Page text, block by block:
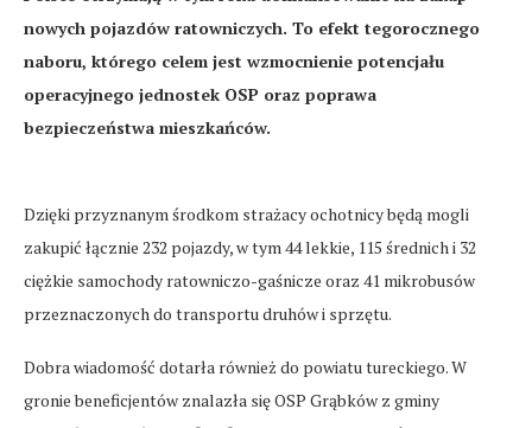
nowych pojazdów ratowniczych. To efekt tegorocznego
naboru, którego celem jest wzmocnienie potencjału
operacyjnego jednostek OSP oraz poprawa
bezpieczeństwa mieszkańców.
Dzięki przyznanym środkom strażacy ochotnicy będą mogli
zakupić łącznie 232 pojazdy, w tym 44 lekkie, 115 średnich i 32
ciężkie samochody ratowniczo-gaśnicze oraz 41 mikrobusów
przeznaczonych do transportu druhów i sprzętu.
Dobra wiadomość dotarła również do powiatu tureckiego. W
gronie beneficjentów znalazła się OSP Grąbków z gminy